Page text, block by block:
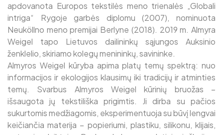
apdovanota Europos tekstilės meno trienalės „Globali
intriga“ Rygoje garbės diplomu (2007), nominuota
Neuköllno meno premijai Berlyne (2018). 2019 m. Almyra
Weigel tapo Lietuvos dailininkų sąjungos Auksinio
ženklelio, skiriamo kolegų menininkų, savininke.
Almyros Weigel kūryba apima platų temų spektrą: nuo
informacijos ir ekologijos klausimų iki tradicijų ir atminties
temų. Svarbus Almyros Weigel kūrinių bruožas –
išsaugota jų tekstiliška prigimtis. Ji dirba su pačios
sukurtomis medžiagomis, eksperimentuoja su būvį lengvai
keičiančia materija – popieriumi, plastiku, silikonu, klijais,